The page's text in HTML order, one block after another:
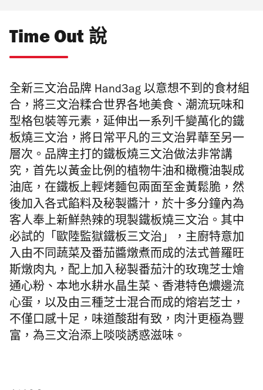
Time Out 說
全新三文治品牌 Hand3ag 以意想不到的食材組
合，將三文治糅合世界各地美食、潮流玩味和
型格包裝等元素，延伸出一系列千變萬化的鐵
板燒三文治，將日常平凡的三文治昇華至另一
層次。品牌主打的鐵板燒三文治做法非常講
究，首先以黃金比例的植物牛油和橄欖油製成
油底，在鐵板上輕烤麵包兩面至金黃鬆脆，然
後加入各式餡料及秘製醬汁，於十多分鐘內為
客人奉上新鮮熱辣的現製鐵板燒三文治。其中
必試的「歐陸監獄鐵板三文治」，主廚特意加
入由不同蔬菜及番茄醬燉煮而成的法式普羅旺
斯燉肉丸，配上加入秘製番茄汁的玫瑰芝士燴
通心粉、本地水耕水晶生菜、香港特色燶邊流
心蛋，以及由三種芝士混合而成的熔岩芝士，
不僅口感十足，味道酸甜有致，肉汁更極為豐
富，為三文治添上啖啖誘惑滋味。